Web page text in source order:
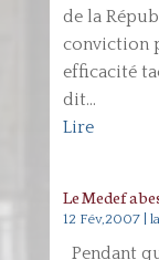
de la
conviction
efficacité
dit...
Lire
Le Medef a
12 Fév,2007|
Pendant